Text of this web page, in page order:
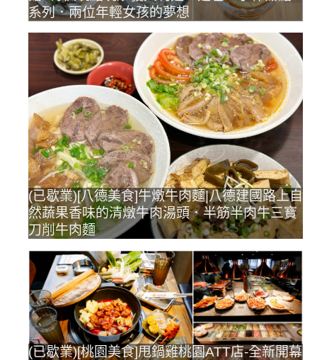
系列．兩位年輕女孩的夢想
(已歇業)[八德美食]牛燉牛肉麵|八德建國路上自
然蔬果香味的清燉牛肉湯頭．半筋半肉牛三寶
刀削牛肉麵
(已歇業)[桃園美食]甩鍋雞桃園ATT店-全新開幕